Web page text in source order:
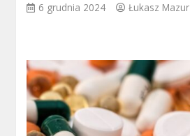
6 grudnia 2024 Łukasz Mazur